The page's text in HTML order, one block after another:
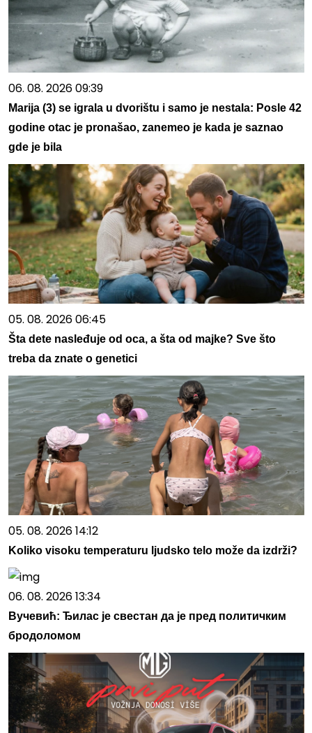
06. 08. 2026 09:39
Marija (3) se igrala u dvorištu i samo je nestala: Posle 42
godine otac je pronašao, zanemeo je kada je saznao
gde je bila
05. 08. 2026 06:45
Šta dete nasleđuje od oca, a šta od majke? Sve što
treba da znate o genetici
05. 08. 2026 14:12
Koliko visoku temperaturu ljudsko telo može da izdrži?
06. 08. 2026 13:34
Вучевић: Ђилас је свестан да је пред политичким
бродоломом